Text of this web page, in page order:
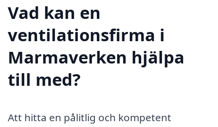
Vad kan en
ventilationsfirma i
Marmaverken hjälpa
till med?
Att hitta en pålitlig och kompetent